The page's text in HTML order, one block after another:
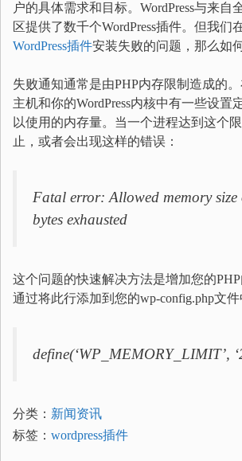
户的具体需求和目标。WordPress与来自
区提供了数千个WordPress插件。但我们
WordPress插件安装失败的问题，那么如
失败通知通常是由PHP内存限制造成的。
主机和你的WordPress内核中有一些设置
以使用的内存量。当一个进程达到这个
止，或者会出现这样的错误：
Fatal error: Allowed memory
bytes exhausted
这个问题的快速解决方法是增加您的
通过将此行添加到您的wp-config.php文件
define(‘WP_MEMORY_LIMIT’,
分类： 新闻资讯
标签： wordpress插件